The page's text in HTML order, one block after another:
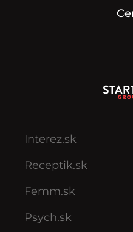
Interez.sk
Receptik.sk
Femm.sk
Psych.sk